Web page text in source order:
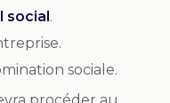
social.
sociale.